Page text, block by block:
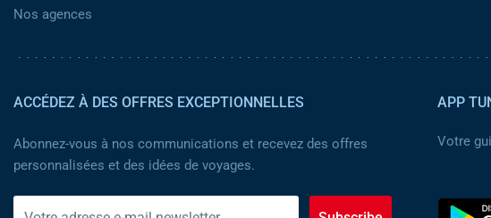
Nos agences
ACCÉDEZ À DES OFFRES EXCEPTIONNELLES
Abonnez-vous à nos communications et recevez des offres
personnalisées et des idées de voyages.
APP
Votre